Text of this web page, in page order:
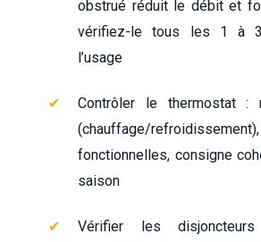
obstrué réduit le débit et
vérifiez-le tous les 1 à
l’usage
Contrôler le thermostat :
(chauffage/
fonctionnelles, consigne
saison
Vérifier les